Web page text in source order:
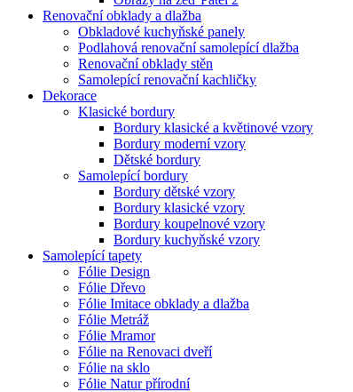
Renovační obklady a dlažba
Obkladové kuchyňské panely
Podlahová renovační samolepící dlažba
Renovační obklady stěn
Samolepící renovační kachličky
Dekorace
Klasické bordury
Bordury klasické a květinové vzory
Bordury moderní vzory
Dětské bordury
Samolepící bordury
Bordury dětské vzory
Bordury klasické vzory
Bordury koupelnové vzory
Bordury kuchyňské vzory
Samolepící tapety
Fólie Design
Fólie Dřevo
Fólie Imitace obklady a dlažba
Fólie Metráž
Fólie Mramor
Fólie na Renovaci dveří
Fólie na sklo
Fólie Natur přírodní